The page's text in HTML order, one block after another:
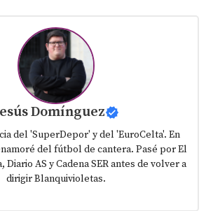
Domínguez
del 'SuperDepor' y del 'EuroCelta'. En
del fútbol de cantera. Pasé por El
AS y Cadena SER antes de volver a
dirigir Blanquivioletas.